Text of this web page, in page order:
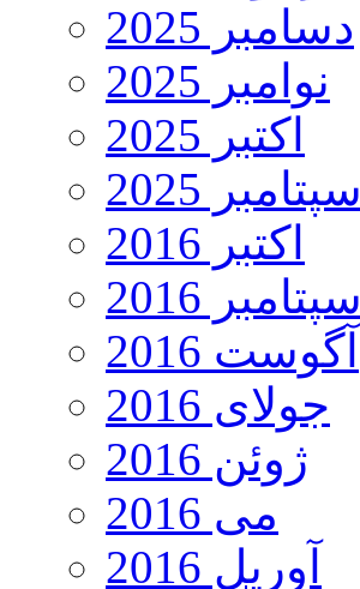
دسامبر 2025
نوامبر 2025
اکتبر 2025
سپتامبر 2025
اکتبر 2016
سپتامبر 2016
آگوست 2016
جولای 2016
ژوئن 2016
می 2016
آوریل 2016